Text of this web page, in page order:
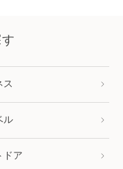
ス
ル
ドア